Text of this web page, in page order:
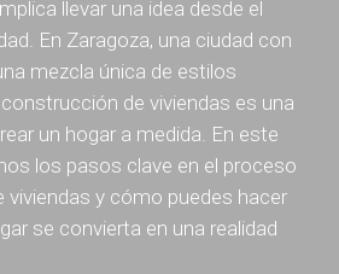
llevar una idea desde el
En Zaragoza, una ciudad con
mezcla única de estilos
de viviendas es una
un hogar a medida. En este
los pasos clave en el proceso
viviendas y cómo puedes hacer
se convierta en una realidad